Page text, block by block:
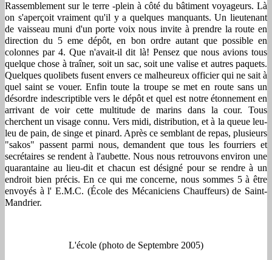
Rassemblement sur le terre -plein à côté du bâtiment voyageurs. Là
on s'aperçoit vraiment qu'il y a quelques manquants. Un lieutenant
de vaisseau muni d'un porte voix nous invite à prendre la route en
direction du 5 eme dépôt, en bon ordre autant que possible en
colonnes par 4. Que n'avait-il dit là! Pensez que nous avions tous
quelque chose à traîner, soit un sac, soit une valise et autres paquets.
Quelques quolibets fusent envers ce malheureux officier qui ne sait à
quel saint se vouer. Enfin toute la troupe se met en route sans un
désordre indescriptible vers le dépôt et quel est notre étonnement en
arrivant de voir cette multitude de marins dans la cour. Tous
cherchent un visage connu. Vers midi, distribution, et à la queue leu-
leu de pain, de singe et pinard. Après ce semblant de repas, plusieurs
"sakos" passent parmi nous, demandent que tous les fourriers et
secrétaires se rendent à l'aubette. Nous nous retrouvons environ une
quarantaine au lieu-dit et chacun est désigné pour se rendre à un
endroit bien précis. En ce qui me concerne, nous sommes 5 à être
envoyés à l' E.M.C. (École des Mécaniciens Chauffeurs) de Saint-
Mandrier.
L'école (photo de Septembre 2005)